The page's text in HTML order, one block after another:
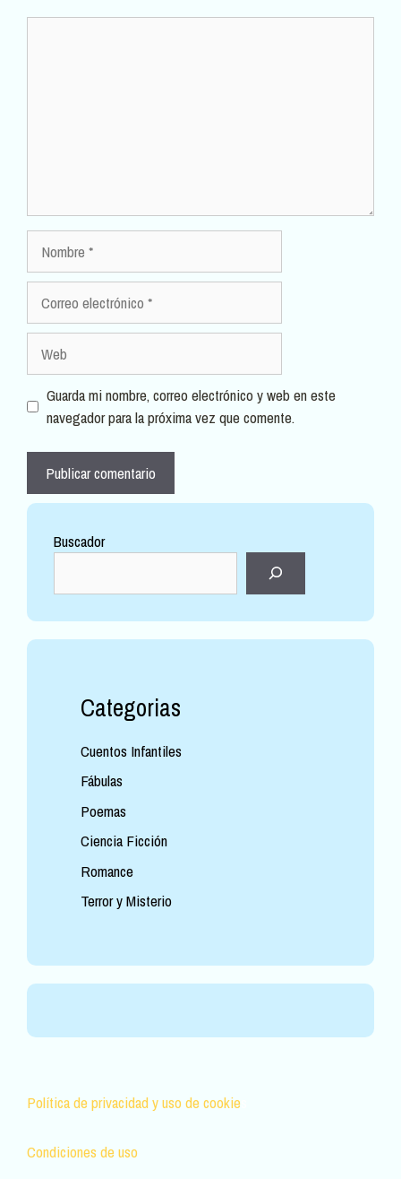
electrónico
Guarda mi nombre, correo electrónico y web en este
navegador para la próxima vez que comente.
Buscador
Categorias
Cuentos Infantiles
Fábulas
Poemas
Ciencia Ficción
Romance
Terror y Misterio
Política de privacidad y uso de cookie
Condiciones de uso